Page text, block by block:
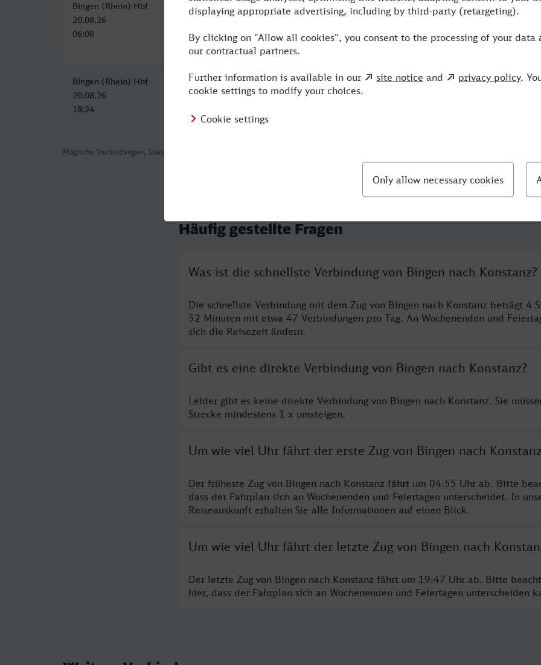
Mögliche Verbindungen, Stand: 2026-08-06 07:27
Bingen (Rhein) Hbf
20.08.26
06:08
Konstanz
20.08.26
12:16
6:08 2 RE,ICE
Bingen (Rhein) Hbf
20.08.26
18:24
Konstanz
21.08.26
5:50 3 RE,ICE,TR
Häufig gestellte Fragen
Was ist die schnellste Verbindung von Bingen nach Konstanz?
Die schnellste Verbindung mit dem Zug von Bingen nach Konstanz beträgt 4
52 Minuten mit etwa 47 Verbindungen pro Tag. An Wochenenden und
sich die Reisezeit ändern.
Gibt es eine direkte Verbindung von Bingen nach Konstanz?
Leider gibt es keine direkte Verbindung von Bingen nach Konstanz. Sie
Strecke mindestens 1 x umsteigen.
Um wie viel Uhr fährt der erste Zug von Bingen nach
Der früheste Zug von Bingen nach Konstanz fährt um 04:55 Uhr ab. Bitte
dass der Fahrplan sich an Wochenenden und Feiertagen unterscheidet. In
Reiseauskunft erhalten Sie alle Informationen auf einen Blick.
Um wie viel Uhr fährt der letzte Zug von Bingen nach
Der letzte Zug von Bingen nach Konstanz fährt um 19:47 Uhr ab. Bitte
hier, dass der Fahrplan sich an Wochenenden und Feiertagen unterscheiden